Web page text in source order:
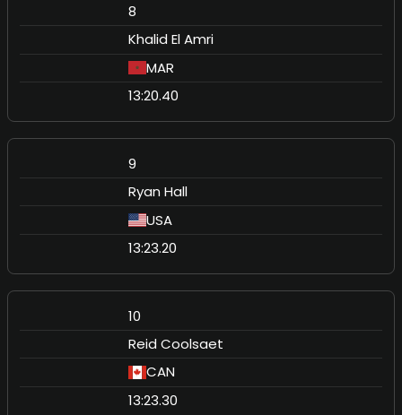
8
Khalid El Amri
MAR
13:20.40
9
Ryan Hall
USA
13:23.20
10
Reid Coolsaet
CAN
13:23.30